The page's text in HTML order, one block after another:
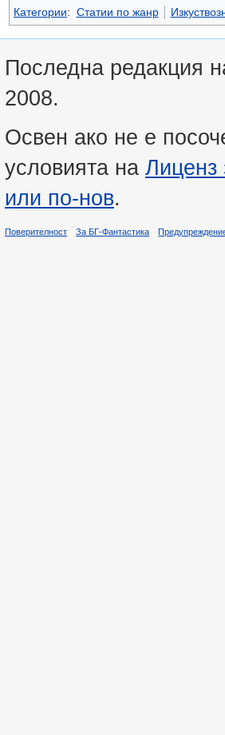
Категории: Статии по жанр
Последна редакция
2008.
Освен ако не е
условията на Лиценз
или по-нов.
Поверителност За БГ-Фантастика